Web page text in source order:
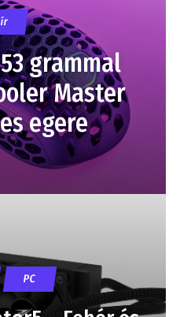
grammal
Master
egere
PC